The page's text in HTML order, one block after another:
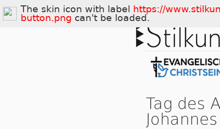
Tag des
Johannes
The skin icon with label
https://
button.png can't be loaded.